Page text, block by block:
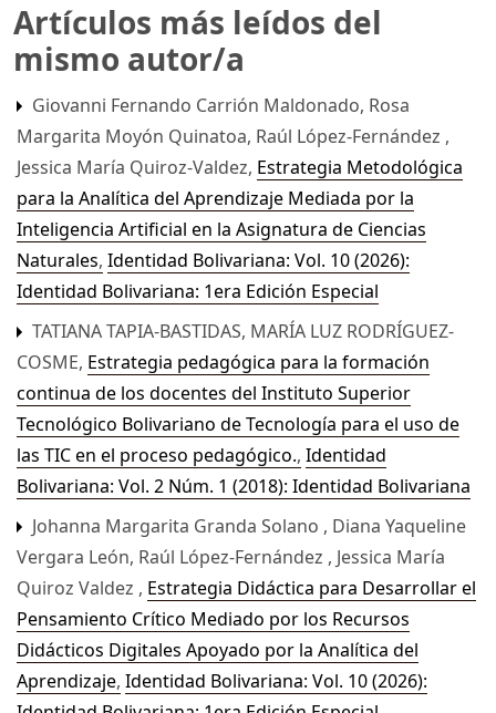
Artículos más leídos del
mismo autor/a
Giovanni Fernando Carrión Maldonado, Rosa
Margarita Moyón Quinatoa, Raúl López-Fernández ,
Jessica María Quiroz-Valdez, Estrategia Metodológica
para la Analítica del Aprendizaje Mediada por la
Inteligencia Artificial en la Asignatura de Ciencias
Naturales, Identidad Bolivariana: Vol. 10 (2026):
Identidad Bolivariana: 1era Edición Especial
TATIANA TAPIA-BASTIDAS, MARÍA LUZ RODRÍGUEZ-
COSME, Estrategia pedagógica para la formación
continua de los docentes del Instituto Superior
Tecnológico Bolivariano de Tecnología para el uso de
las TIC en el proceso pedagógico., Identidad
Bolivariana: Vol. 2 Núm. 1 (2018): Identidad Bolivariana
Johanna Margarita Granda Solano , Diana Yaqueline
Vergara León, Raúl López-Fernández , Jessica María
Quiroz Valdez , Estrategia Didáctica para Desarrollar el
Pensamiento Crítico Mediado por los Recursos
Didácticos Digitales Apoyado por la Analítica del
Aprendizaje, Identidad Bolivariana: Vol. 10 (2026):